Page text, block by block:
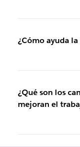
¿Cómo ayuda
¿Qué son los
mejoran el